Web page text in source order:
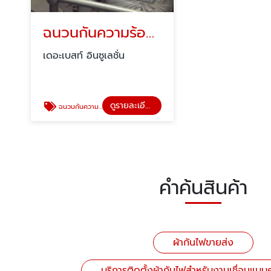
ฉนวนกันความร้อนแบบถอดได้ใช้ซ้ำได้
เดอะเบสท์ อินซูเลชั่น
ฉนวนกันความร้อนแบบถอดได้ใช้ซ้ำได้ ดูรายละเอียด
คำค้นสินค้า
ผ้ากันไฟขายส่ง